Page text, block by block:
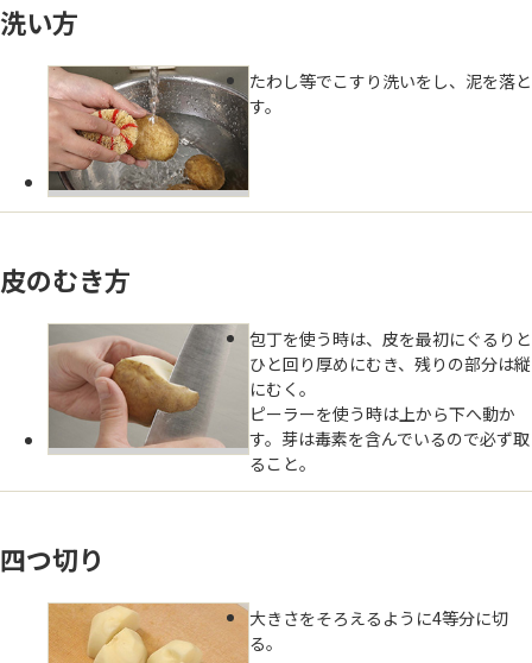
洗い方
たわし等でこすり洗いをし、泥を落と
す。
皮のむき方
包丁を使う時は、皮を最初にぐるりと
ひと回り厚めにむき、残りの部分は縦
にむく。
ピーラーを使う時は上から下へ動か
す。芽は毒素を含んでいるので必ず取
ること。
四つ切り
大きさをそろえるように4等分に切
る。